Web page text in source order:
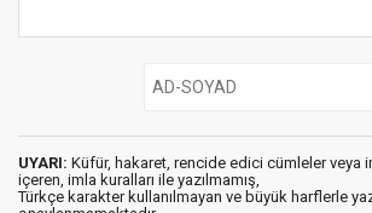
UYARI: Küfür, hakaret, rencide edici cümleler veya
içeren, imla kuralları ile yazılmamış,
Türkçe karakter kullanılmayan ve büyük harflerle